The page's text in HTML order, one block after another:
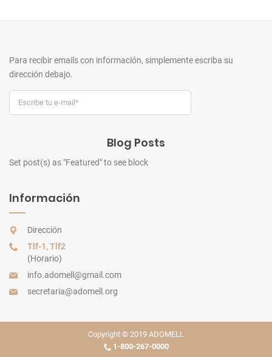
Para recibir emails con información, simplemente escriba su
dirección debajo.
Blog Posts
Set post(s) as "Featured" to see block
Información
Dirección
Tlf-1,Tlf2
(Horario)
info.adomell@gmail.com
secretaria@adomell.org
Copyright © 2019 ADOMELL
1-800-267-0000